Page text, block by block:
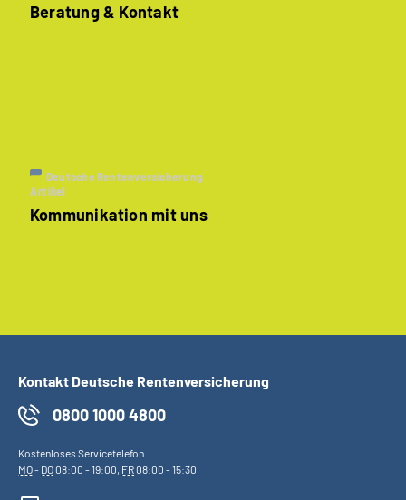
Beratung & Kontakt
Deutsche Rentenversicherung
Artikel
Kommunikation mit uns
Kontakt Deutsche Rentenversicherung
0800 1000 4800
Kostenloses Servicetelefon
MO- DO08:00 - 19:00, FR08:00 - 15:30